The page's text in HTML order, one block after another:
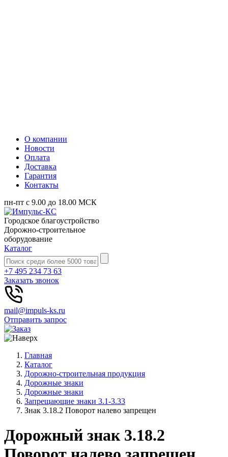
О компании
Новости
Оплата
Доставка
Гарантия
Контакты
пн-пт с 9.00 до 18.00 МСК
Городское благоустройство
Дорожно-строительное
оборудование
Каталог
+7 495 234 73 63
Заказать звонок
mail@impuls-ks.ru
Отправить запрос
Главная
Каталог
Дорожно-строительная продукция
Дорожные знаки
Дорожные знаки
Запрещающие знаки 3.1-3.33
Знак 3.18.2 Поворот налево запрещен
Дорожный знак 3.18.2